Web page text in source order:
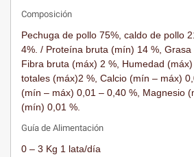
Composición
Pechuga de pollo 75%, caldo de pollo
4%. / Proteína bruta (mín) 14 %, Grasa
Fibra bruta (máx) 2 %, Humedad
totales (máx)2 %, Calcio (mín – máx)
(mín – máx) 0,01 – 0,40 %, Magnesio
(mín) 0,01 %.
Guía de Alimentación
0 – 3 Kg 1 lata/día